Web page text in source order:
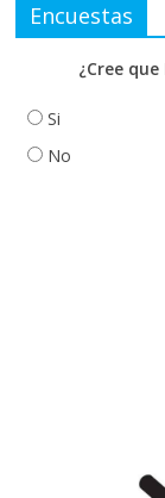
Encuestas
¿Cree
Si
No